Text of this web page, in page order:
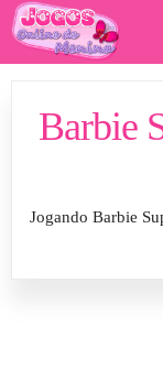
Barbie
Jogando Barbie